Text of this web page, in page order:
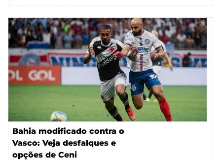
Bahia modificado contra o
Vasco: Veja desfalques e
opções de Ceni